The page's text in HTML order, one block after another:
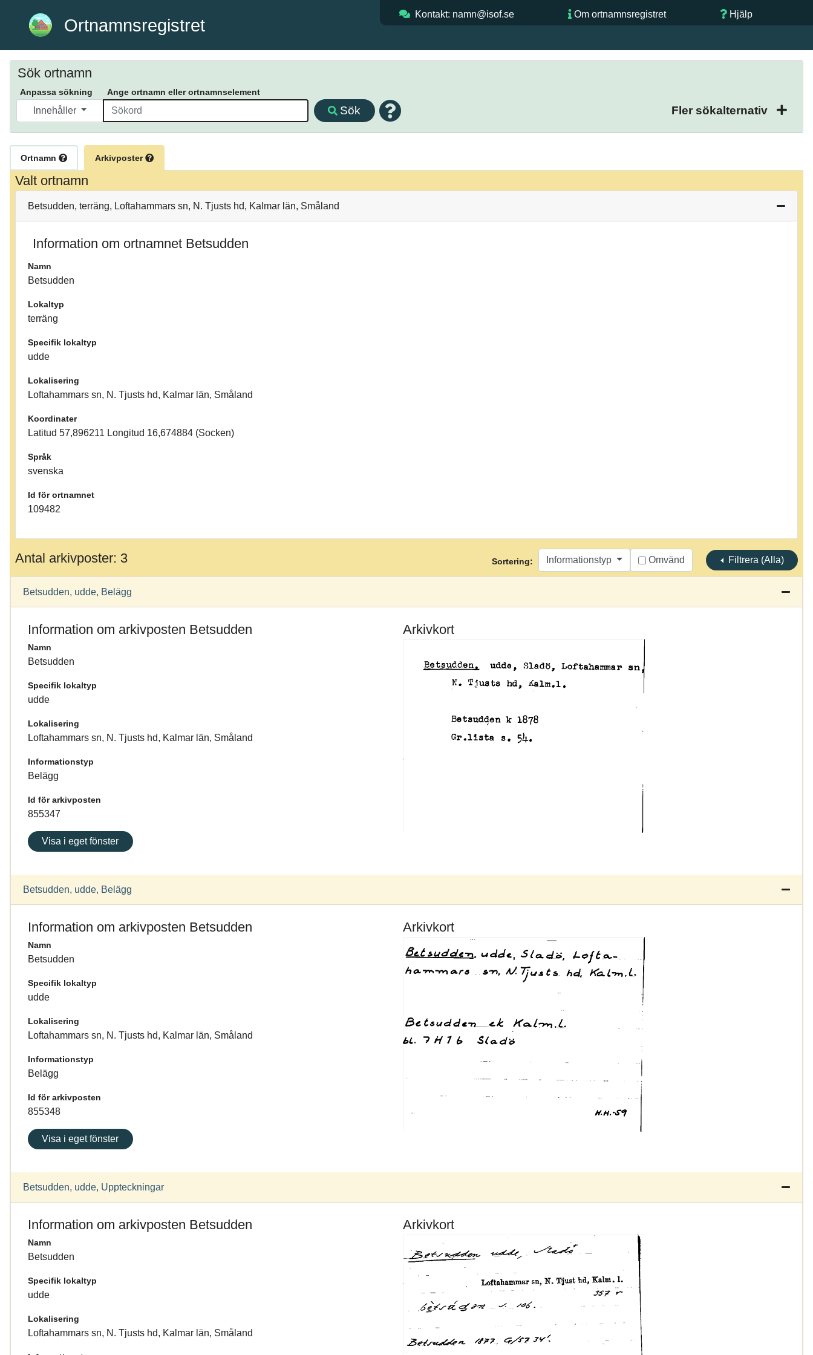
Ortnamnsregistret
Kontakt: namn@isof.se Om ortnamnsregistret Hjälp
Sök ortnamn
Anpassa sökning Ange ortnamn eller ortnamnselement
Innehåller Sök Fler sökalternativ
Ortnamn Arkivposter
Valt ortnamn
Betsudden, terräng, Loftahammars sn, N. Tjusts hd, Kalmar län, Småland
Information om ortnamnet Betsudden
Namn
Betsudden
Lokaltyp
terräng
Specifik lokaltyp
udde
Lokalisering
Loftahammars sn, N. Tjusts hd, Kalmar län, Småland
Koordinater
Latitud 57,896211 Longitud 16,674884 (Socken)
Språk
svenska
Id för ortnamnet
109482
Antal arkivposter: 3 Sortering: Informationstyp Omvänd Filtrera (Alla)
Betsudden, udde, Belägg
Information om arkivposten Betsudden
Namn
Betsudden
Specifik lokaltyp
udde
Lokalisering
Loftahammars sn, N. Tjusts hd, Kalmar län, Småland
Informationstyp
Belägg
Id för arkivposten
855347
Visa i eget fönster
Arkivkort
Betsudden, udde, Belägg
Information om arkivposten Betsudden
Namn
Betsudden
Specifik lokaltyp
udde
Lokalisering
Loftahammars sn, N. Tjusts hd, Kalmar län, Småland
Informationstyp
Belägg
Id för arkivposten
855348
Visa i eget fönster
Arkivkort
Betsudden, udde, Uppteckningar
Information om arkivposten Betsudden
Namn
Betsudden
Specifik lokaltyp
udde
Lokalisering
Loftahammars sn, N. Tjusts hd, Kalmar län, Småland
Arkivkort